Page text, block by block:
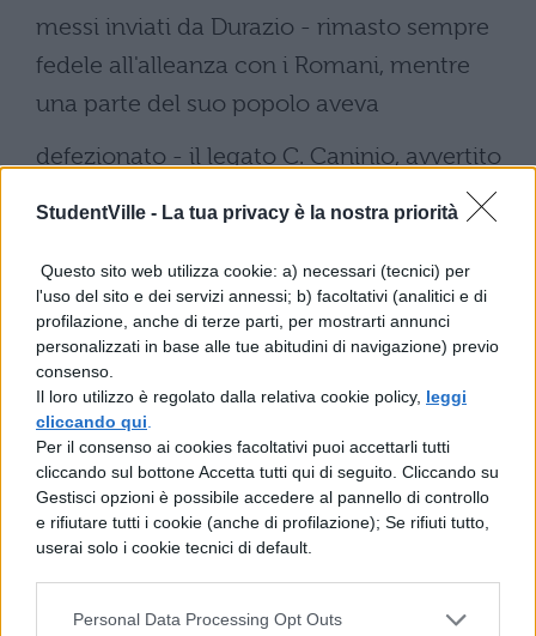
StudentVille - La tua privacy è la nostra priorità
Questo sito web utilizza cookie: a) necessari (tecnici) per
l'uso del sito e dei servizi annessi; b) facoltativi (analitici e di
profilazione, anche di terze parti, per mostrarti annunci
personalizzati in base alle tue abitudini di navigazione) previo
consenso.
Il loro utilizzo è regolato dalla relativa cookie policy, leggi
cliccando qui
Per il consenso ai cookies facoltativi puoi accettarli tutti
cliccando sul bottone Accetta tutti qui di seguito. Cliccando su
Gestisci opzioni è possibile accedere al pannello di controllo
e rifiutare tutti i cookie (anche di profilazione); Se rifiuti tutto,
userai solo i cookie tecnici di default.
Personal Data Processing Opt Outs
messi inviati da Durazio - rimasto sempre
fedele all'alleanza con i Romani, mentre
una parte del suo popolo aveva
defezionato - il legato C. Caninio, avvertito
alla città di Lemono. Era sul punto di
raggiungerla, quando riceve dai prigionieri
informazioni più dettagliate: alla testa di
molte migliaia di uomini Dumnaco, capo
degli Andi, aveva stretto d'assedio Durazio
in Lemono. Così, non osando arrischiare
in uno scontro coi nemici le sue legioni,
troppo deboli, stabilì il campo in una zona
ben munita. Dumnaco, saputo